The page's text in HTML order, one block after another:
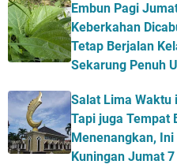
Embun Pagi
Keberkahan
Tetap Berjalan
Sekarung Penuh
Salat Lima Waktu
Tapi juga Tempat
Menenangkan,
Kuningan Jumat